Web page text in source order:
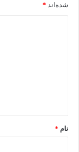
شده‌اند *
نام *